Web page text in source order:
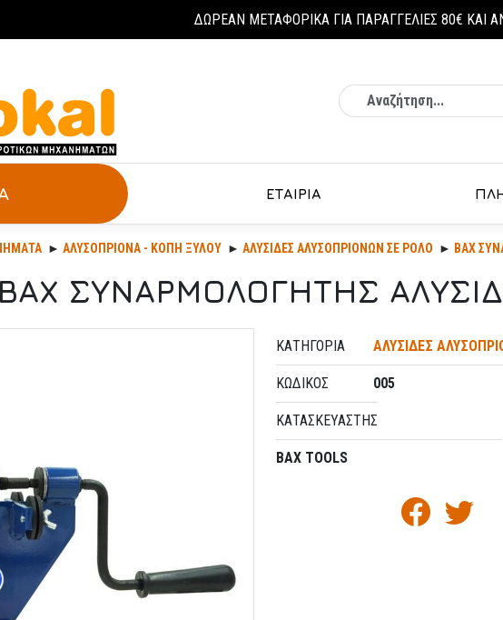
ΔΩΡΕΑΝ ΜΕΤΑΦΟΡΙΚΑ ΓΙΑ ΠΑΡΑΓΓΕΛΙΕΣ 80€ ΚΑΙ
ΕΤΑΙΡΙΑ
ΑΛΥΣΟΠΡΊΟΝΑ - ΚΟΠΉ ΞΎΛΟΥ ΑΛΥΣΙΔΕΣ ΑΛΥΣΟΠΡΙΟΝΩΝ ΣΕ ΡΟΛΟ BAX
BAX ΣΥΝΑΡΜΟΛΟΓΗΤΗΣ
ΚΑΤΗΓΟΡΊΑ ΑΛΥΣΙΔΕΣ
ΚΩΔΙΚΌΣ 005
ΚΑΤΑΣΚΕΥΑΣΤΉΣ
BAX TOOLS